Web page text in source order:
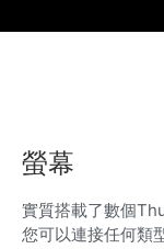
螢幕
實質搭載了數個
您可以連接任何類